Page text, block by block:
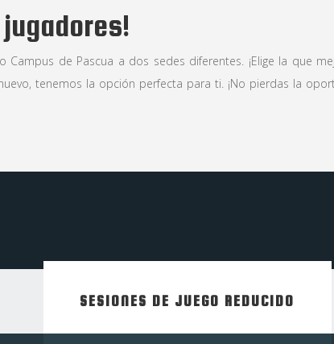
Campus de Pascua a dos sedes diferentes. ¡Elige la que
tenemos la opción perfecta para ti. ¡No pierdas la
SESIONES DE JUEGO REDUCIDO